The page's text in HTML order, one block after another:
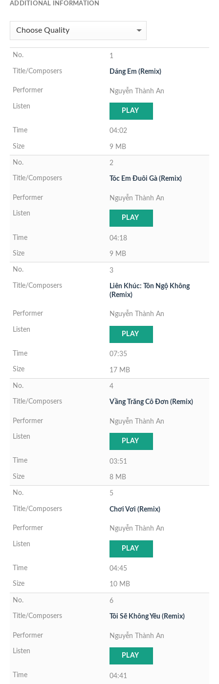
ADDITIONAL INFORMATION
1
Dáng Em (Remix)
Nguyễn Thành An
PLAY
04:02
9 MB
2
Tóc Em Đuôi Gà (Remix)
Nguyễn Thành An
PLAY
04:18
9 MB
3
Liên Khúc: Tôn Ngộ Không
(Remix)
Nguyễn Thành An
PLAY
07:35
17 MB
4
Vầng Trăng Cô Đơn (Remix)
Nguyễn Thành An
PLAY
03:51
8 MB
5
Chơi Vơi (Remix)
Nguyễn Thành An
PLAY
04:45
10 MB
6
Tôi Sẽ Không Yêu (Remix)
Nguyễn Thành An
PLAY
04:41